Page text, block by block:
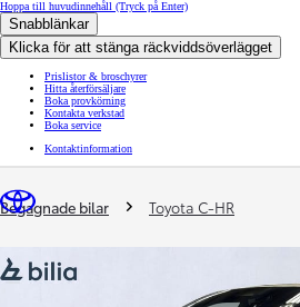
Hoppa till huvudinnehåll (Tryck på Enter)
Snabblänkar
Klicka för att stänga räckviddsöverlägget
Prislistor & broschyrer
Hitta återförsäljare
Boka provkörning
Kontakta verkstad
Boka service
Kontaktinformation
You are here
Begagnade bilar Toyota C-HR